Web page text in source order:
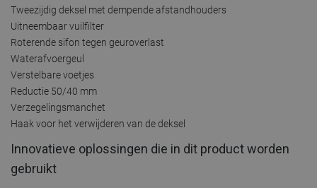
Tweezijdig deksel met dempende afstandhouders
Uitneembaar vuilfilter
Roterende sifon tegen geuroverlast
Waterafvoergeul
Verstelbare voetjes
Reductie 50/40 mm
Verzegelingsmanchet
Haak voor het verwijderen van de deksel
Innovatieve oplossingen die in dit product worden
gebruikt